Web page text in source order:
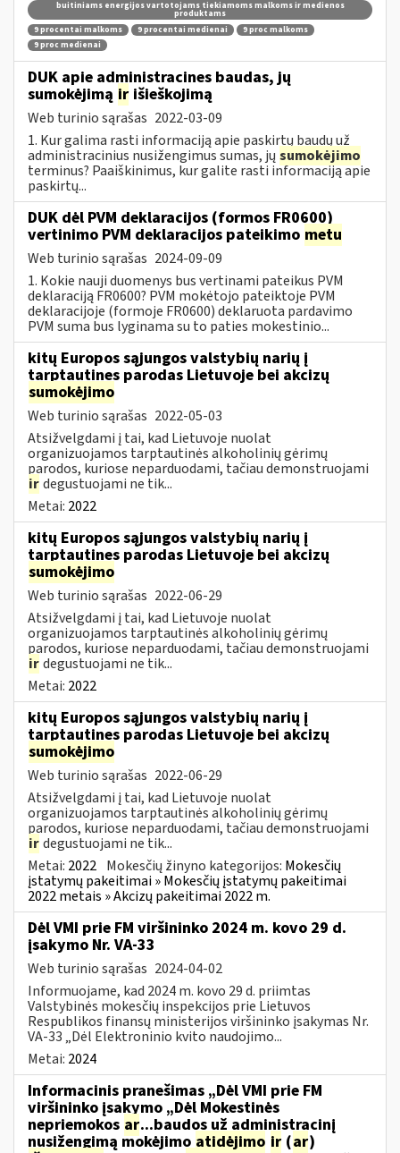
buitiniams energijos vartotojams tiekiamoms malkoms ir medienos
produktams
9 procentai malkoms
9 procentai medienai
9 proc malkoms
9 proc medienai
DUK apie administracines baudas, jų
sumokėjimą ir išieškojimą
Web turinio sąrašas 2022-03-09
1. Kur galima rasti informaciją apie paskirtų baudų už
administracinius nusižengimus sumas, jų sumokėjimo
terminus? Paaiškinimus, kur galite rasti informaciją apie
paskirtų...
DUK dėl PVM deklaracijos (formos FR0600)
vertinimo PVM deklaracijos pateikimo metu
Web turinio sąrašas 2024-09-09
1. Kokie nauji duomenys bus vertinami pateikus PVM
deklaraciją FR0600? PVM mokėtojo pateiktoje PVM
deklaracijoje (formoje FR0600) deklaruota pardavimo
PVM suma bus lyginama su to paties mokestinio...
kitų Europos sąjungos valstybių narių į
tarptautines parodas Lietuvoje bei akcizų
sumokėjimo
Web turinio sąrašas 2022-05-03
Atsižvelgdami į tai, kad Lietuvoje nuolat
organizuojamos tarptautinės alkoholinių gėrimų
parodos, kuriose neparduodami, tačiau demonstruojami
irdegustuojami ne tik...
Metai: 2022
kitų Europos sąjungos valstybių narių į
tarptautines parodas Lietuvoje bei akcizų
sumokėjimo
Web turinio sąrašas 2022-06-29
Atsižvelgdami į tai, kad Lietuvoje nuolat
organizuojamos tarptautinės alkoholinių gėrimų
parodos, kuriose neparduodami, tačiau demonstruojami
irdegustuojami ne tik...
Metai: 2022
kitų Europos sąjungos valstybių narių į
tarptautines parodas Lietuvoje bei akcizų
sumokėjimo
Web turinio sąrašas 2022-06-29
Atsižvelgdami į tai, kad Lietuvoje nuolat
organizuojamos tarptautinės alkoholinių gėrimų
parodos, kuriose neparduodami, tačiau demonstruojami
irdegustuojami ne tik...
Metai: 2022 Mokesčių žinyno kategorijos: Mokesčių
įstatymų pakeitimai » Mokesčių įstatymų pakeitimai
2022 metais » Akcizų pakeitimai 2022 m.
Dėl VMI prie FM viršininko 2024 m. kovo 29 d.
įsakymo Nr. VA-33
Web turinio sąrašas 2024-04-02
Informuojame, kad 2024 m. kovo 29 d. priimtas
Valstybinės mokesčių inspekcijos prie Lietuvos
Respublikos finansų ministerijos viršininko įsakymas Nr.
VA-33 „Dėl Elektroninio kvito naudojimo...
Metai: 2024
Informacinis pranešimas „Dėl VMI prie FM
viršininko įsakymo „Dėl Mokestinės
nepriemokos ar...baudos už administracinį
nusižengimą mokėjimo atidėjimo ir (ar)